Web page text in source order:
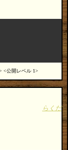
公開レベル 1
らくだ